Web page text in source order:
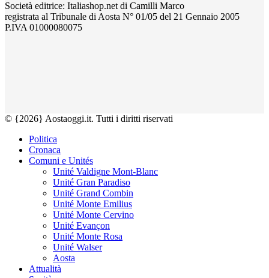
Società editrice: Italiashop.net di Camilli Marco
registrata al Tribunale di Aosta N° 01/05 del 21 Gennaio 2005
P.IVA 01000080075
© {2026} Aostaoggi.it. Tutti i diritti riservati
Politica
Cronaca
Comuni e Unités
Unité Valdigne Mont-Blanc
Unité Gran Paradiso
Unité Grand Combin
Unité Monte Emilius
Unité Monte Cervino
Unité Evançon
Unité Monte Rosa
Unité Walser
Aosta
Attualità